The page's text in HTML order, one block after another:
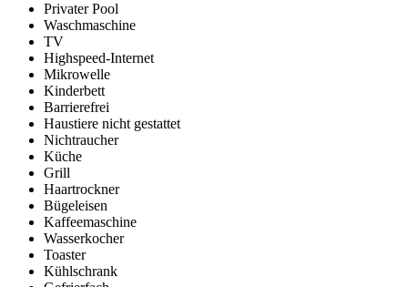
Privater Pool
Waschmaschine
TV
Highspeed-Internet
Mikrowelle
Kinderbett
Barrierefrei
Haustiere nicht gestattet
Nichtraucher
Küche
Grill
Haartrockner
Bügeleisen
Kaffeemaschine
Wasserkocher
Toaster
Kühlschrank